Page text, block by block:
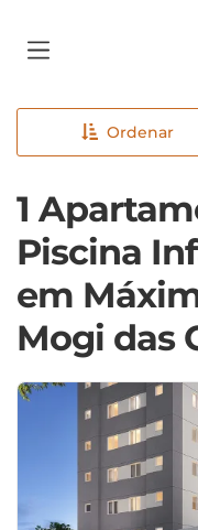
Ordenar
1
Piscina
em
Mogi das